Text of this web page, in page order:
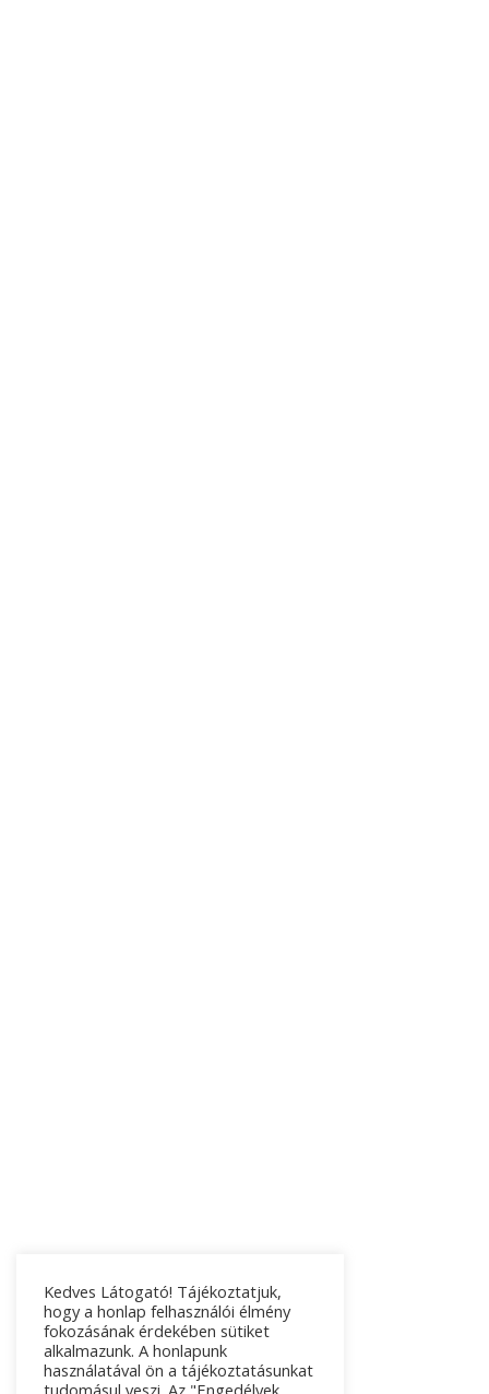
Kedves Látogató! Tájékoztatjuk,
hogy a honlap felhasználói élmény
fokozásának érdekében sütiket
alkalmazunk. A honlapunk
használatával ön a tájékoztatásunkat
tudomásul veszi. Az "Engedélyek